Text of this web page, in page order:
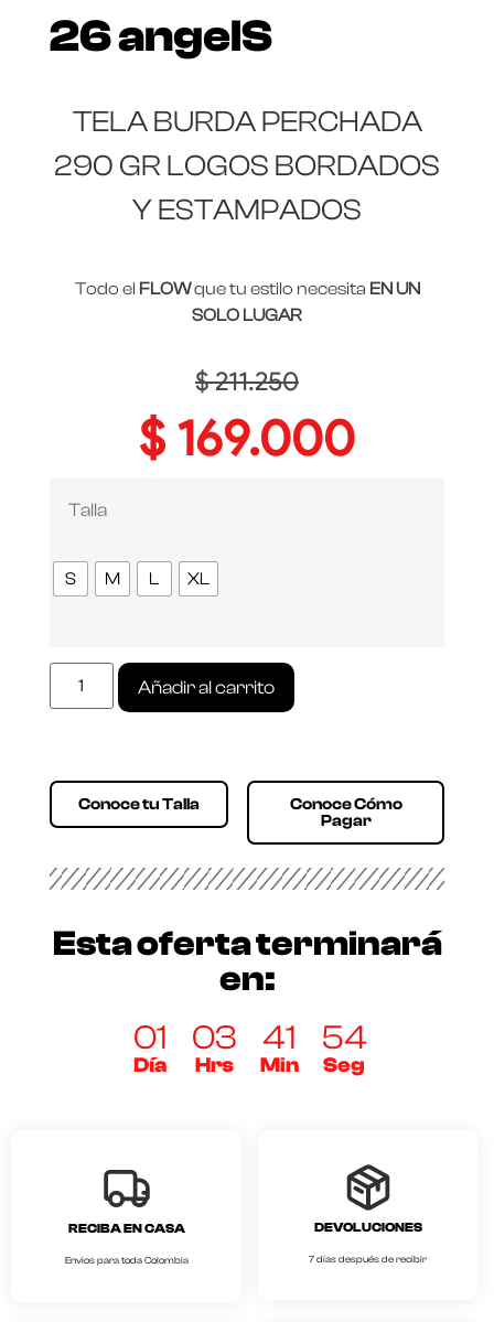
26 angelS
TELA BURDA PERCHADA
290 GR LOGOS BORDADOS
Y ESTAMPADOS
Todo el FLOWque tu estilo necesita EN UN
SOLO LUGAR
$211.250
$ 169.000
Talla
S M L XL
Añadir al carrito
Conoce tu Talla
Conoce Cómo
Pagar
Esta oferta terminará
en:
01
Día
03
Hrs
41
Min
54
Seg
RECIBA EN CASA
Envios para toda Colombia
DEVOLUCIONES
7 días después de recibir